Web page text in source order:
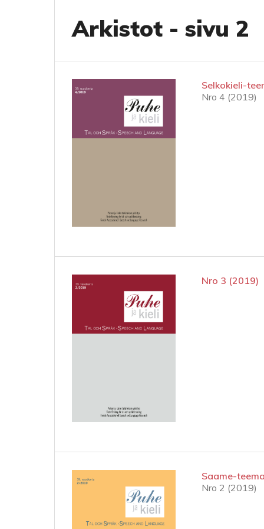
Arkistot - sivu 2
Selkokieli-
Nro 4 (2019)
Nro 3 (2019)
Saame-
Nro 2 (2019)